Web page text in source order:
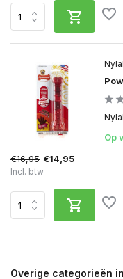
Op
€16,95 €14,95
Incl. btw
Overige categorieën